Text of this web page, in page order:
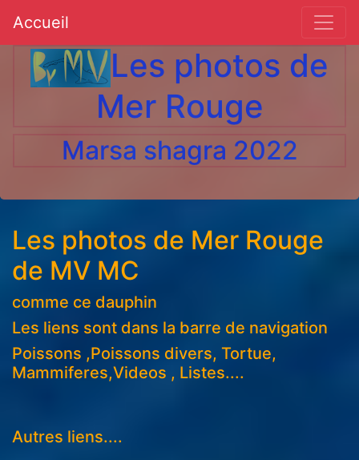
Accueil
Les photos de
Mer Rouge
Marsa shagra 2022
Les photos de Mer Rouge
de MV MC
comme ce dauphin
Les liens sont dans la barre de navigation
Poissons ,Poissons divers, Tortue,
Mammiferes,Videos , Listes....
Autres liens....